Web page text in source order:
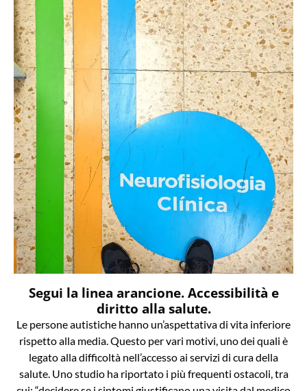
Segui la linea arancione. Accessibilità e
diritto alla salute.
Le persone autistiche hanno un’aspettativa di vita inferiore
rispetto alla media. Questo per vari motivi, uno dei quali è
legato alla difficoltà nell’accesso ai servizi di cura della
salute. Uno studio ha riportato i più frequenti ostacoli, tra